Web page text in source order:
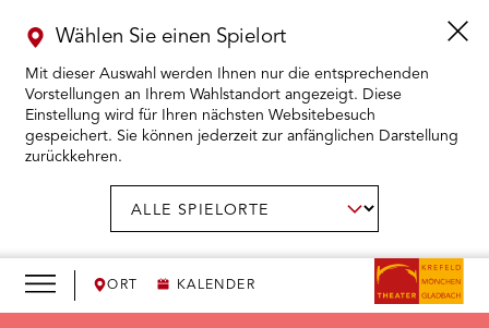
ORT KALENDER
Wählen Sie einen Spielort
Mit dieser Auswahl werden Ihnen nur die entsprechenden
Vorstellungen an Ihrem Wahlstandort angezeigt. Diese
Einstellung wird für Ihren nächsten Websitebesuch
gespeichert. Sie können jederzeit zur anfänglichen Darstellung
zurückkehren.
KARTENKAUF ÖFFNEN
WIR ÖFFNEN